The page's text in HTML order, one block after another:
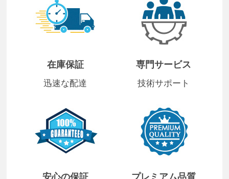
在庫保証
迅速な配達
専門サービス
技術サポート